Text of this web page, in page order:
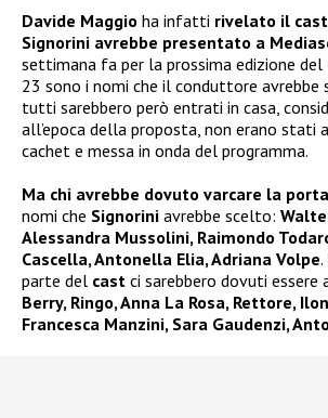
Davide Maggio ha infatti rivelato il cast
Signorini avrebbe presentato a
settimana fa per la prossima edizione del
23 sono i nomi che il conduttore avrebbe
tutti sarebbero però entrati in casa,
all’epoca della proposta, non erano stati
cachet e messa in onda del programma.
Ma chi avrebbe dovuto varcare la
nomi che Signorini avrebbe scelto:
Alessandra Mussolini, Raimondo
Cascella, Antonella Elia, Adriana Volpe
parte del cast ci sarebbero dovuti essere
Berry, Ringo, Anna La Rosa, Rettore,
Francesca Manzini, Sara Gaudenzi,